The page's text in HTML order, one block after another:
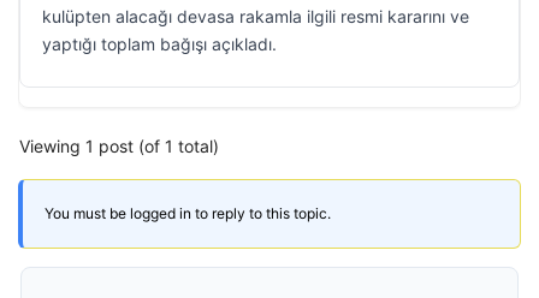
kulüpten alacağı devasa rakamla ilgili resmi kararını ve
yaptığı toplam bağışı açıkladı.
Viewing 1 post (of 1 total)
You must be logged in to reply to this topic.